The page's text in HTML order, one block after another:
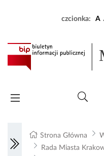
czcionka: A
Strona Główna
Rada Miasta